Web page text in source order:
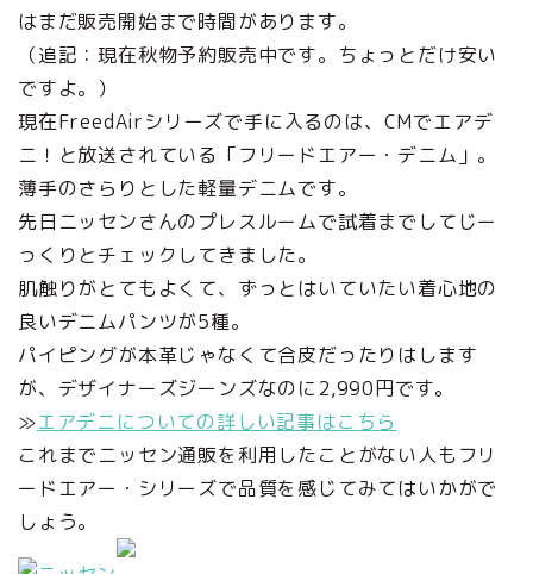
はまだ販売開始まで時間があります。
（追記：現在秋物予約販売中です。ちょっとだけ安い
ですよ。）
現在FreedAirシリーズで手に入るのは、CMでエアデ
ニ！と放送されている「フリードエアー・デニム」。
薄手のさらりとした軽量デニムです。
先日ニッセンさんのプレスルームで試着までしてじー
っくりとチェックしてきました。
肌触りがとてもよくて、ずっとはいていたい着心地の
良いデニムパンツが5種。
パイピングが本革じゃなくて合皮だったりはします
が、デザイナーズジーンズなのに2,990円です。
≫エアデニについての詳しい記事はこちら
これまでニッセン通販を利用したことがない人もフリ
ードエアー・シリーズで品質を感じてみてはいかがで
しょう。